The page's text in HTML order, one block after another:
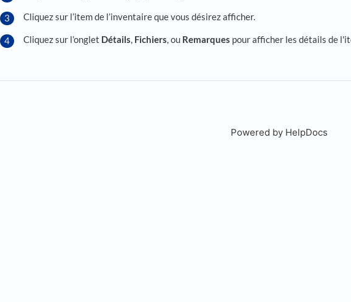
Cliquez sur l’item de l’inventaire que vous désirez afficher.
Cliquez sur l’onglet Détails Fichiers , ou Remarques pour afficher les détails de
Powered by HelpDocs